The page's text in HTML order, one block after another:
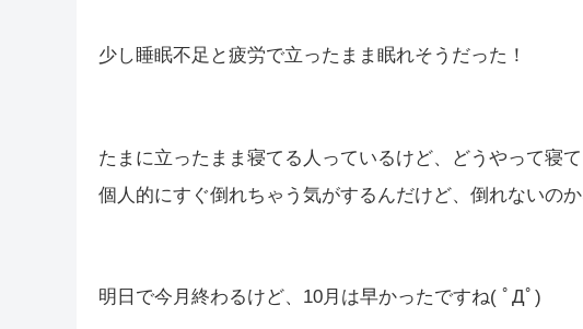
しむです(‘ω’)ノ